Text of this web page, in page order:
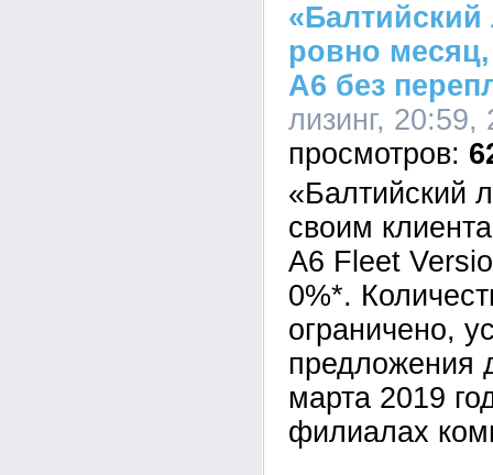
«Балтийский
ровно
A6 без
лизинг, 20:59,
«Балтийский
своим
A6 Fleet
0%*.
ограничено,
предложения
марта 2019
филиалах